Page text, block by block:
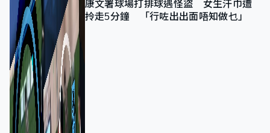
康文署球場打排球遇怪盜 女生汗巾遭
拎走5分鐘 「行咗出出面唔知做乜」